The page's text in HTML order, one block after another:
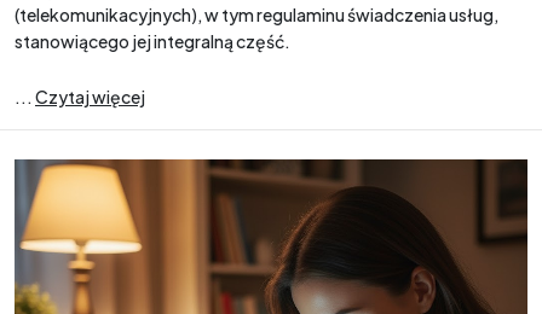
(telekomunikacyjnych), w tym regulaminu świadczenia usług,
stanowiącego jej integralną część.
... Czytaj więcej